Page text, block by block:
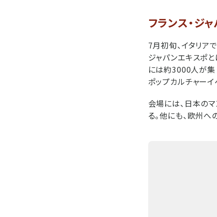
フランス・ジ
7月初旬、イタリア
ジャパンエキスポ
には約3000人が集
ポップカルチャーイ
会場には、日本の
る。他にも、欧州